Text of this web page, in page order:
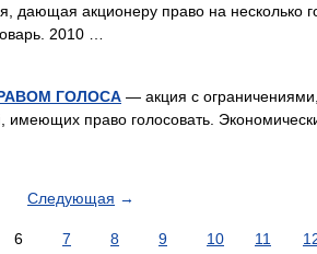
дающая акционеру право на несколько
2010 …
ГОЛОСА — акция с
право голосовать.
Следующая →
6 7 8 9 10 11